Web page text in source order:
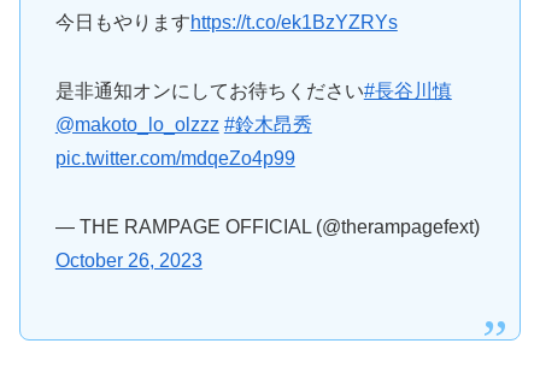
今日もやりますhttps://t.co/ek1BzYZRYs
是非通知オンにしてお待ちください#長谷川慎
@makoto_lo_olzzz #鈴木昂秀
pic.twitter.com/mdqeZo4p99
— THE RAMPAGE OFFICIAL (@therampagefext)
October 26, 2023